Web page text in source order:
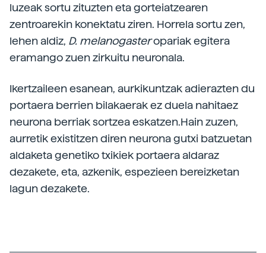
luzeak sortu zituzten eta gorteiatzearen
zentroarekin konektatu ziren. Horrela sortu zen,
lehen aldiz, D. melanogasteropariak egitera
eramango zuen zirkuitu neuronala.
Ikertzaileen esanean, aurkikuntzak adierazten du
portaera berrien bilakaerak ez duela nahitaez
neurona berriak sortzea eskatzen.Hain zuzen,
aurretik existitzen diren neurona gutxi batzuetan
aldaketa genetiko txikiek portaera aldaraz
dezakete, eta, azkenik, espezieen bereizketan
lagun dezakete.